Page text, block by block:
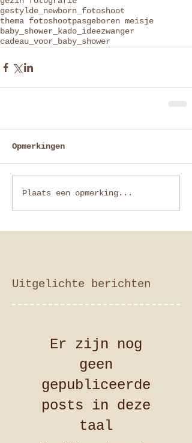
gestylde_newborn_fotoshoot
thema fotoshootpasgeboren meisje
baby_shower_kado_ideezwanger
cadeau_voor_baby_shower
Opmerkingen
Plaats een opmerking...
Uitgelichte berichten
Er zijn nog
geen
gepubliceerde
posts in deze
taal